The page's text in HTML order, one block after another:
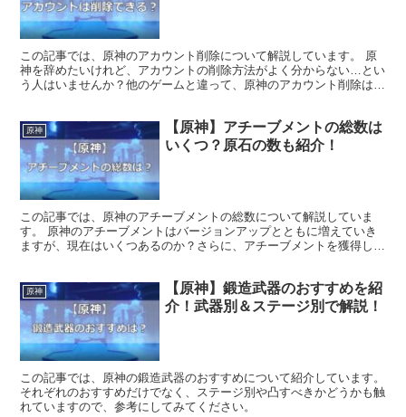
この記事では、原神のアカウント削除について解説しています。 原
神を辞めたいけれど、アカウントの削除方法がよく分からない…とい
う人はいませんか？他のゲームと違って、原神のアカウント削除は
原神
【原神】アチーブメントの総数は
いくつ？原石の数も紹介！
この記事では、原神のアチーブメントの総数について解説していま
す。 原神のアチーブメントはバージョンアップとともに増えていき
ますが、現在はいくつあるのか？さらに、アチーブメントを獲得した
原神
【原神】鍛造武器のおすすめを紹
介！武器別＆ステージ別で解説！
この記事では、原神の鍛造武器のおすすめについて紹介しています。
それぞれのおすすめだけでなく、ステージ別や凸すべきかどうかも触
れていますので、参考にしてみてください。